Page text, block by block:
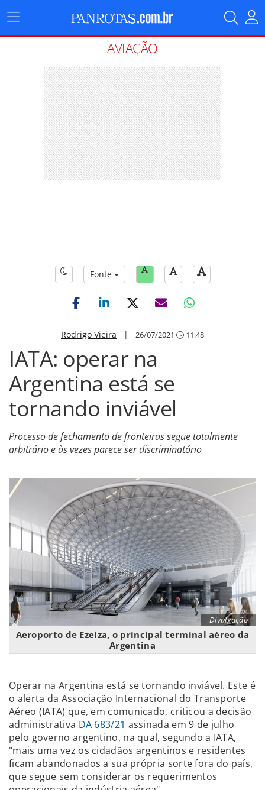
Menu
Principal
AVIAÇÃO
Fonte
Rodrigo Vieira | 26/07/2021 11:48
IATA: operar na
Argentina está se
tornando inviável
Processo de fechamento de fronteiras segue totalmente
arbitrário e às vezes parece ser discriminatório
Divulgação
Aeroporto de Ezeiza, o principal terminal aéreo da
Argentina
Operar na Argentina está se tornando inviável. Este é
o alerta da Associação Internacional do Transporte
Aéreo (IATA) que, em comunicado, criticou a decisão
administrativa DA 683/21 assinada em 9 de julho
pelo governo argentino, na qual, segundo a IATA,
"mais uma vez os cidadãos argentinos e residentes
ficam abandonados a sua própria sorte fora do país,
que segue sem considerar os requerimentos